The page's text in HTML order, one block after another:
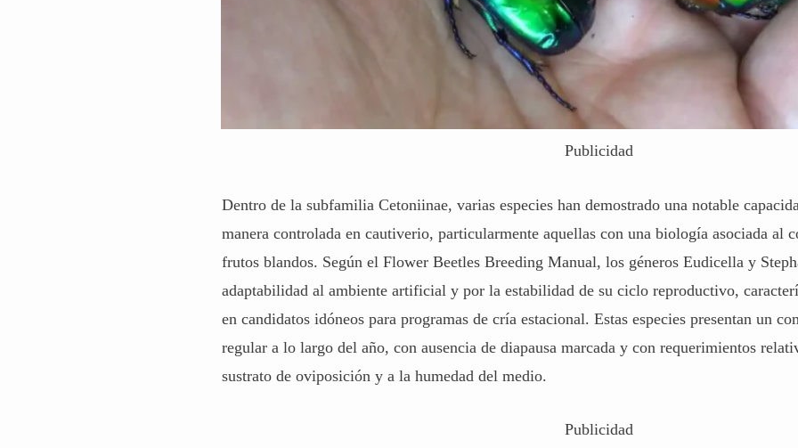
Publicidad
Dentro de la subfamilia Cetoniinae, varias especies han demostrado una notable
manera controlada en cautiverio, particularmente aquellas con una biología asociada al
frutos blandos. Según el Flower Beetles Breeding Manual, los géneros Eudicella y
adaptabilidad al ambiente artificial y por la estabilidad de su ciclo reproductivo,
en candidatos idóneos para programas de cría estacional. Estas especies presentan un
regular a lo largo del año, con ausencia de diapausa marcada y con requerimientos
sustrato de oviposición y a la humedad del medio.
Publicidad